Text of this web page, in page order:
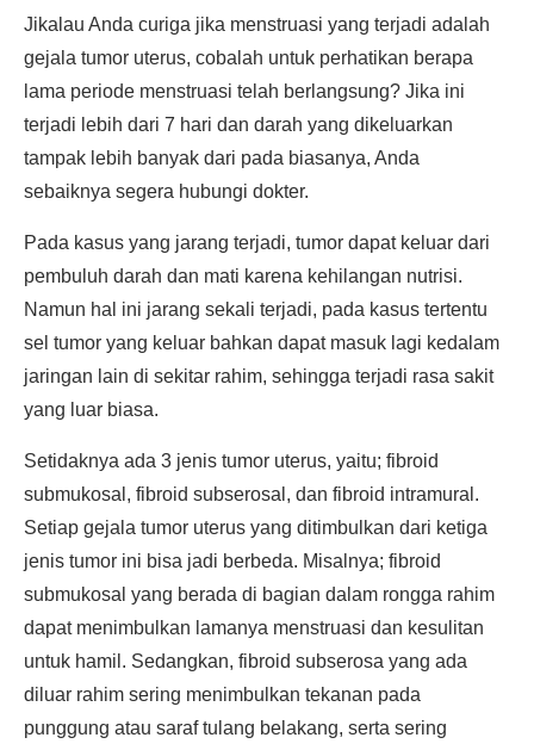
Jikalau Anda curiga jika menstruasi yang terjadi adalah
gejala tumor uterus, cobalah untuk perhatikan berapa
lama periode menstruasi telah berlangsung? Jika ini
terjadi lebih dari 7 hari dan darah yang dikeluarkan
tampak lebih banyak dari pada biasanya, Anda
sebaiknya segera hubungi dokter.
Pada kasus yang jarang terjadi, tumor dapat keluar dari
pembuluh darah dan mati karena kehilangan nutrisi.
Namun hal ini jarang sekali terjadi, pada kasus tertentu
sel tumor yang keluar bahkan dapat masuk lagi kedalam
jaringan lain di sekitar rahim, sehingga terjadi rasa sakit
yang luar biasa.
Setidaknya ada 3 jenis tumor uterus, yaitu; fibroid
submukosal, fibroid subserosal, dan fibroid intramural.
Setiap gejala tumor uterus yang ditimbulkan dari ketiga
jenis tumor ini bisa jadi berbeda. Misalnya; fibroid
submukosal yang berada di bagian dalam rongga rahim
dapat menimbulkan lamanya menstruasi dan kesulitan
untuk hamil. Sedangkan, fibroid subserosa yang ada
diluar rahim sering menimbulkan tekanan pada
punggung atau saraf tulang belakang, serta sering